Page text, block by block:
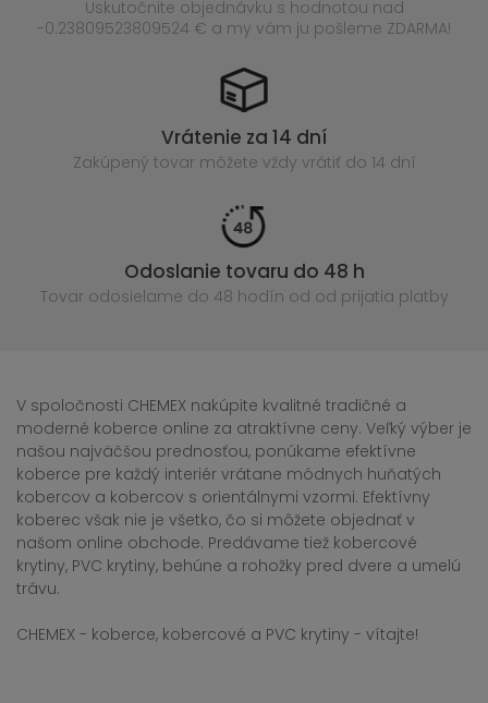
Uskutočnite objednávku s hodnotou nad
-0.23809523809524 € a my vám ju pošleme ZDARMA!
Vrátenie za 14 dní
Zakúpený tovar môžete vždy vrátiť do 14 dní
Odoslanie tovaru do 48 h
Tovar odosielame do 48 hodín od od prijatia platby
V spoločnosti CHEMEX nakúpite kvalitné tradičné a
moderné koberce online za atraktívne ceny. Veľký výber je
našou najväčšou prednosťou, ponúkame efektívne
koberce pre každý interiér vrátane módnych huňatých
kobercov a kobercov s orientálnymi vzormi. Efektívny
koberec však nie je všetko, čo si môžete objednať v
našom online obchode. Predávame tiež kobercové
krytiny, PVC krytiny, behúne a rohožky pred dvere a umelú
trávu.
CHEMEX - koberce, kobercové a PVC krytiny - vítajte!